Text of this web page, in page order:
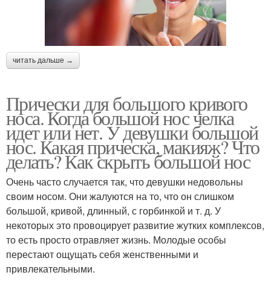
читать дальше →
Прически для большого кривого
носа. Когда большой нос челка
идет или нет. У девушки большой
нос. Какая прическа, макияж? Что
делать? Как скрыть большой нос
Очень часто случается так, что девушки недовольны
своим носом. Они жалуются на то, что он слишком
большой, кривой, длинный, с горбинкой и т. д. У
некоторых это провоцирует развитие жутких комплексов,
то есть просто отравляет жизнь. Молодые особы
перестают ощущать себя женственными и
привлекательными.